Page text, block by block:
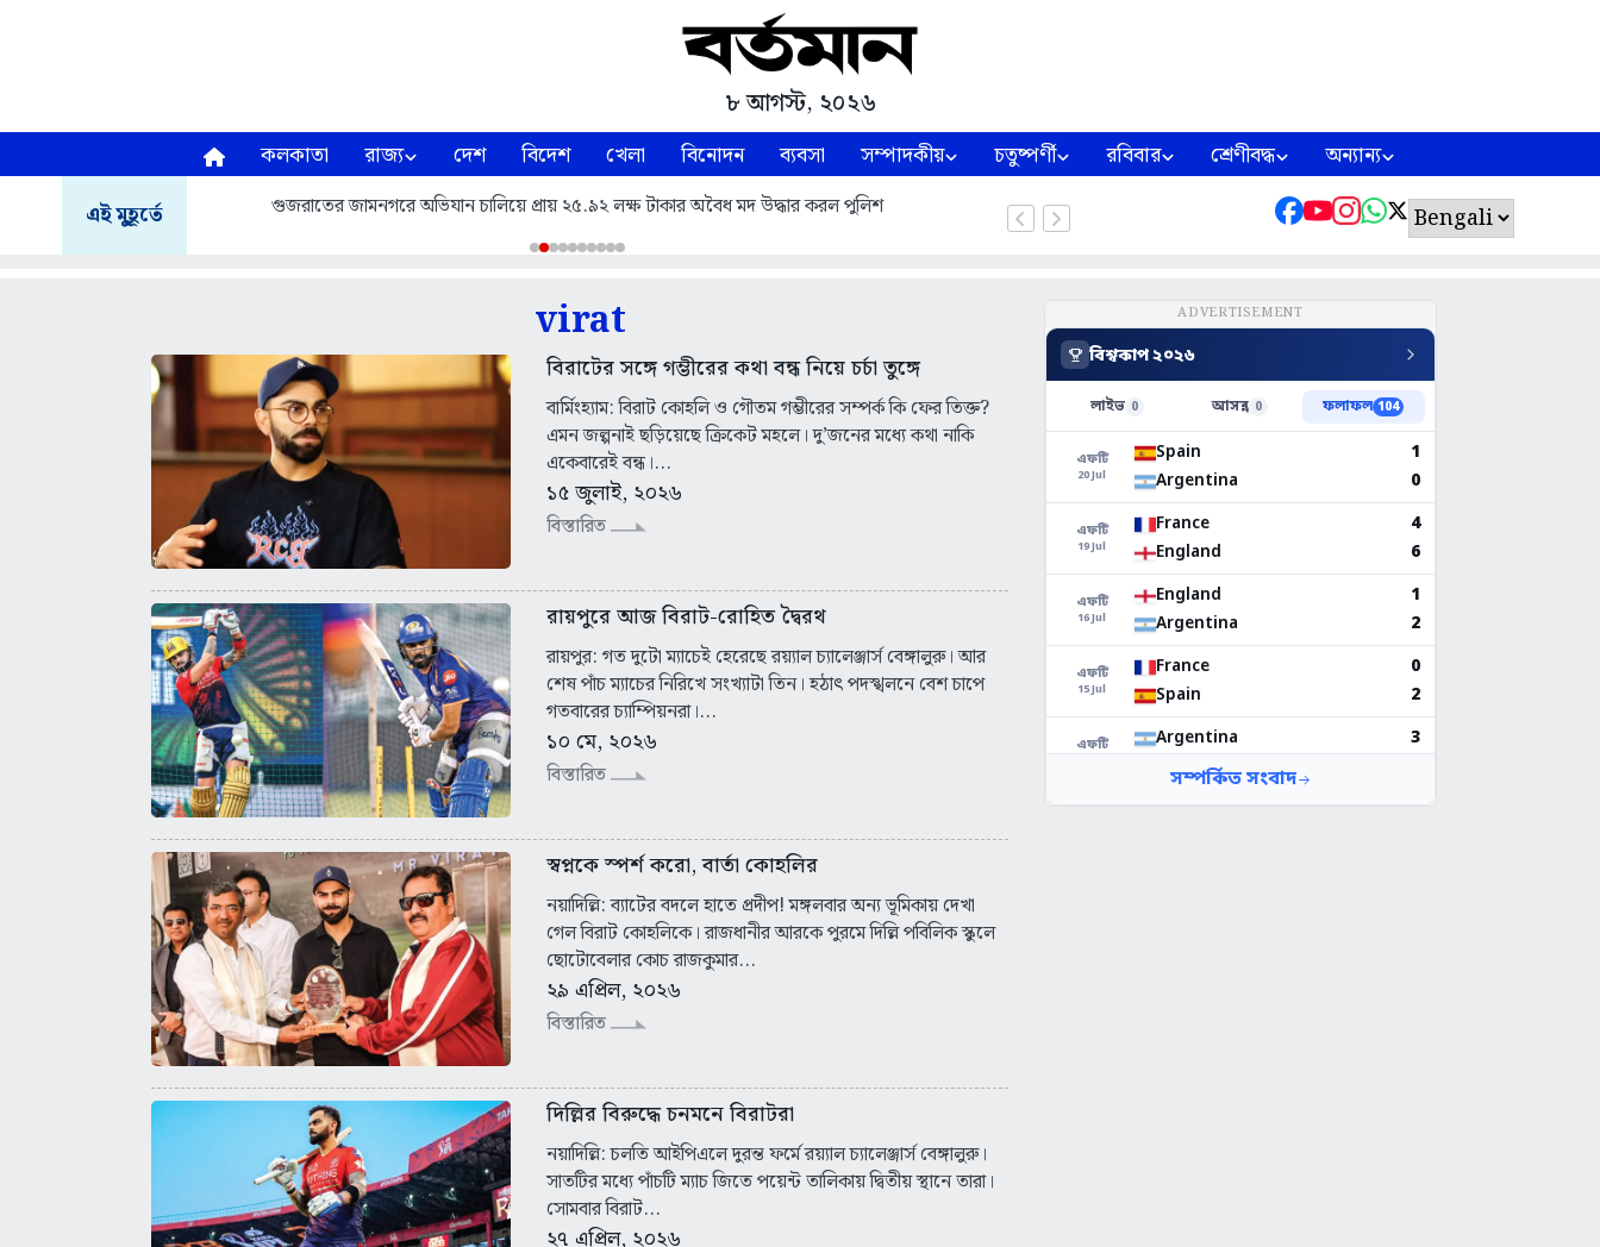
৮ আগস্ট, ২০২৬
কলকাতা রাজ্য দেশ বিদেশ খেলা বিনোদন ব্যবসা সম্পাদকীয় চতুষ্পর্ণী রবিবার শ্রেণীবদ্ধ অন্যান্য
এই মুহূর্তে গুজরাতের জামনগরে অভিযান চালিয়ে প্রায় ২৫.৯২ লক্ষ টাকার অবৈধ মদ উদ্ধার করল পুলিশ
virat
বিরাটের সঙ্গে গম্ভীরের কথা বন্ধ নিয়ে চর্চা তুঙ্গে
বার্মিংহ্যাম: বিরাট কোহলি ও গৌতম গম্ভীরের সম্পর্ক কি ফের তিক্ত?
এমন জল্পনাই ছড়িয়েছে ক্রিকেট মহলে। দু’জনের মধ্যে কথা নাকি
একেবারেই বন্ধ।...
১৫ জুলাই, ২০২৬
বিস্তারিত
রায়পুরে আজ বিরাট-রোহিত দ্বৈরথ
রায়পুর: গত দুটো ম্যাচেই হেরেছে রয়্যাল চ্যালেঞ্জার্স বেঙ্গালুরু। আর
শেষ পাঁচ ম্যাচের নিরিখে সংখ্যাটা তিন। হঠাৎ পদস্খলনে বেশ চাপে
গতবারের চ্যাম্পিয়নরা।...
১০ মে, ২০২৬
বিস্তারিত
স্বপ্নকে স্পর্শ করো, বার্তা কোহলির
নয়াদিল্লি: ব্যাটের বদলে হাতে প্রদীপ! মঙ্গলবার অন্য ভূমিকায় দেখা
গেল বিরাট কোহলিকে। রাজধানীর আরকে পুরমে দিল্লি পবিলিক স্কুলে
ছোটোবেলার কোচ রাজকুমার...
২৯ এপ্রিল, ২০২৬
বিস্তারিত
দিল্লির বিরুদ্ধে চনমনে বিরাটরা
নয়াদিল্লি: চলতি আইপিএলে দুরন্ত ফর্মে রয়্যাল চ্যালেঞ্জার্স বেঙ্গালুরু।
সাতটির মধ্যে পাঁচটি ম্যাচ জিতে পয়েন্ট তালিকায় দ্বিতীয় স্থানে তারা।
সোমবার বিরাট...
২৭ এপ্রিল, ২০২৬
ADVERTISEMENT